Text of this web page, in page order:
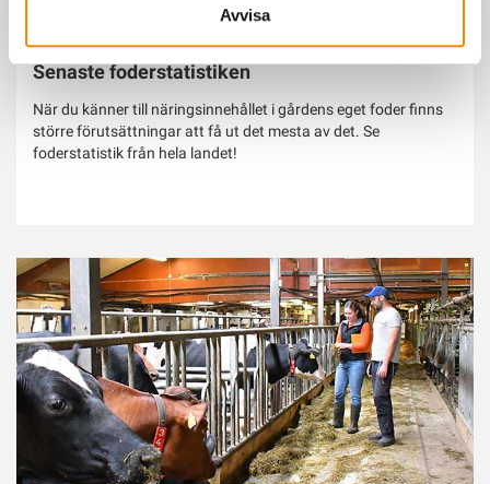
Avvisa
Senaste foderstatistiken
När du känner till näringsinnehållet i gårdens eget foder finns
större förutsättningar att få ut det mesta av det. Se
foderstatistik från hela landet!